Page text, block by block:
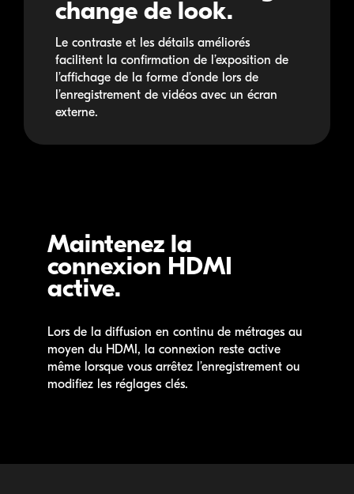
change de look.
Le contraste et les détails améliorés
facilitent la confirmation de l’exposition de
l’affichage de la forme d’onde lors de
l’enregistrement de vidéos avec un écran
externe.
Maintenez la
connexion HDMI
active.
Lors de la diffusion en continu de métrages au
moyen du HDMI, la connexion reste active
même lorsque vous arrêtez l’enregistrement ou
modifiez les réglages clés.